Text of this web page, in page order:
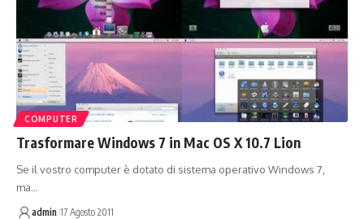
COMPUTER
Trasformare Windows 7 in Mac OS X 10.7 Lion
Se il vostro computer è dotato di sistema operativo Windows 7,
ma…
admin 17 Agosto 2011